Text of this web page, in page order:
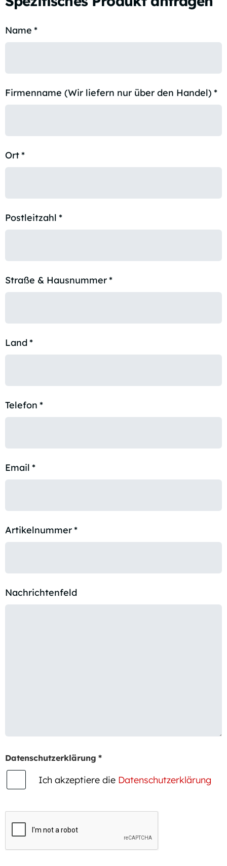
Name *
Firmenname (Wir liefern nur über den Handel) *
Ort*
Postleitzahl *
Straße & Hausnummer*
Land*
Telefon *
Email *
Artikelnummer*
Nachrichtenfeld
Datenschutzerklärung *
Ich akzeptiere die Datenschutzerklärung